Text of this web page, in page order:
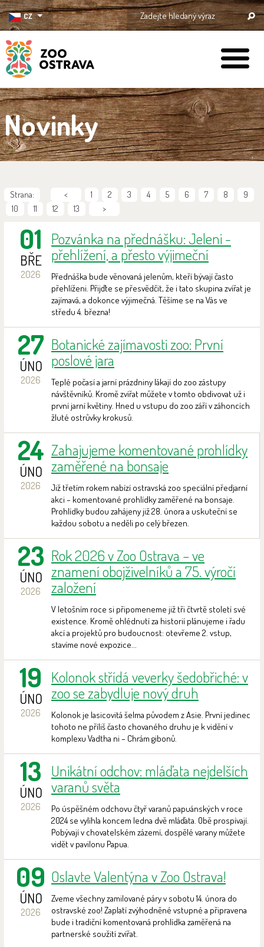
CZ
ZOO Ostrava
Novinky
Strana: < 1 2 3 4 5 6 7 8
9
10
11 12 13 >
01
BŘE
2026
Pozvánka na přednášku: Jeleni -
přehlížení, a přesto výjimeční
Přednáška bude věnovaná jelenům, kteří bývají často
přehlíženi. Přijďte se přesvědčit, že i tato skupina zvířat je
zajímavá, a dokonce výjimečná. Těšíme se na Vás ve
středu 4. března!
27
ÚNO
2026
Botanické zajímavosti zoo: První
poslové jara
Teplé počasí a jarní prázdniny lákají do zoo zástupy
návštěvníků. Kromě zvířat můžete v tomto obdivovat už i
první jarní květiny. Hned u vstupu do zoo září v záhoncích
žluté ostrůvky krokusů.
24
ÚNO
2026
Zahajujeme komentované prohlídky
zaměřené na bonsaje
Již třetím rokem nabízí ostravská zoo speciální předjarní
akci – komentované prohlídky zaměřené na bonsaje.
Prohlídky budou zahájeny již 28. února a uskuteční se
každou sobotu a neděli po celý březen.
23
ÚNO
2026
Rok 2026 v Zoo Ostrava – ve
znamení obojživelníků a 75. výročí
založení
V letošním roce si připomeneme již tři čtvrtě století své
existence. Kromě ohlédnutí za historií plánujeme i řadu
akcí a projektů pro budoucnost: otevřeme 2. vstup,
stavíme nové expozice...
19
ÚNO
2026
Kolonok střídá veverky šedobřiché: v
zoo se zabydluje nový druh
Kolonok je lasicovitá šelma původem z Asie. První jedinec
tohoto ne příliš často chovaného druhu je k vidění v
komplexu Vadtha ni – Chrám gibonů.
13
ÚNO
2026
Unikátní odchov: mláďata nejdelších
varanů světa
Po úspěšném odchovu čtyř varanů papuánských v roce
2024 se vylíhla koncem ledna dvě mláďata. Obě prospívají.
Pobývají v chovatelském zázemí, dospělé varany můžete
vidět v pavilonu Papua.
09
ÚNO
2026
Oslavte Valentýna v Zoo Ostrava!
Zveme všechny zamilované páry v sobotu 14. února do
ostravské zoo! Zaplatí zvýhodněné vstupné a připravena
bude i tradiční komentovaná prohlídka zaměřená na
partnerské soužití zvířat.